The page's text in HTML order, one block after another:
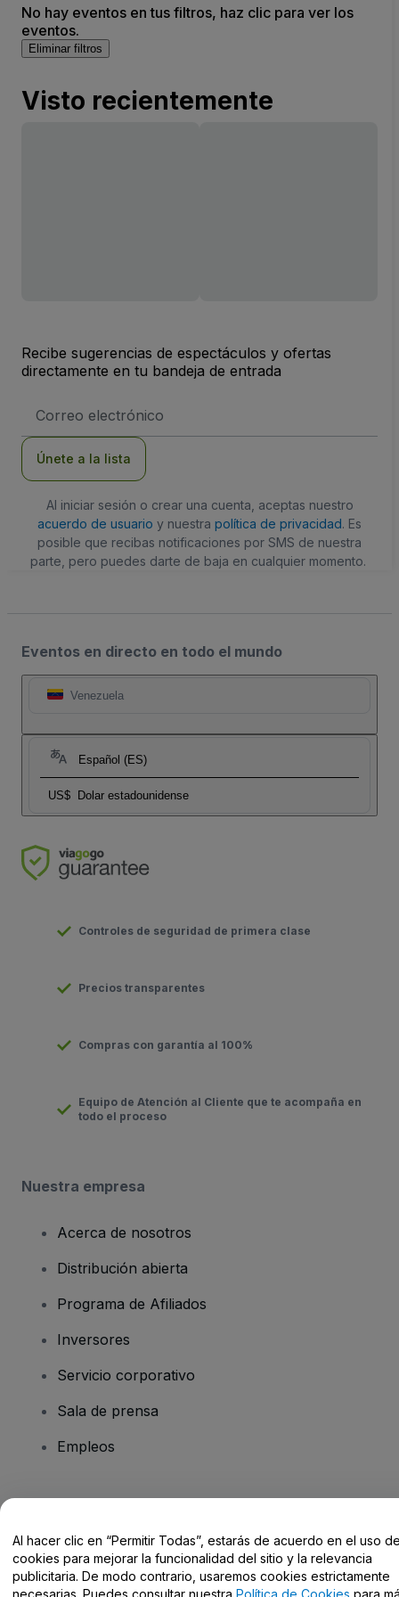
No hay eventos en tus filtros, haz clic para ver los
eventos.
Eliminar filtros
Visto recientemente
Recibe sugerencias de espectáculos y ofertas
directamente en tu bandeja de entrada
de
Únete a la lista
Al iniciar sesión o crear una cuenta, aceptas nuestro
acuerdo de usuario y nuestra política de privacidad. Es
posible que recibas notificaciones por SMS de nuestra
parte, pero puedes darte de baja en cualquier momento.
Eventos en directo en todo el mundo
Venezuela
Español (ES)
US$ Dolar estadounidense
Controles de seguridad de primera clase
Precios transparentes
Compras con garantía al 100%
Equipo de Atención al Cliente que te acompaña en
todo el proceso
Nuestra empresa
Acerca de nosotros
Distribución abierta
Programa de Afiliados
Inversores
Servicio corporativo
Sala de prensa
Empleos
Centro de Ayuda / Contacto
Al hacer clic en “Permitir Todas”, estarás de acuerdo en el uso
cookies para mejorar la funcionalidad del sitio y la relevancia
publicitaria. De modo contrario, usaremos cookies estrictamente
necesarias. Puedes consultar nuestra Política de Cookies para